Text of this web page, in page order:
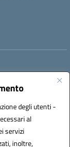
degli utenti -
al
servizi
inoltre,